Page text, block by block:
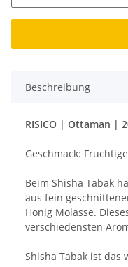
Beschreibung
RISICO | Ottaman |
Geschmack:
Beim Shisha Tabak
aus fein
Honig Molasse.
verschiedensten
Shisha Tabak ist das